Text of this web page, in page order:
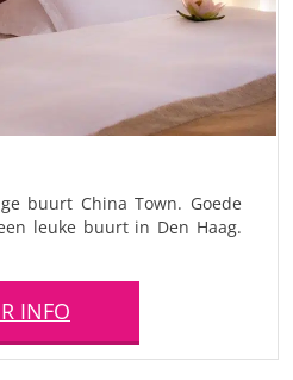
buurt China Town. Goede
leuke buurt in Den Haag.
INFO